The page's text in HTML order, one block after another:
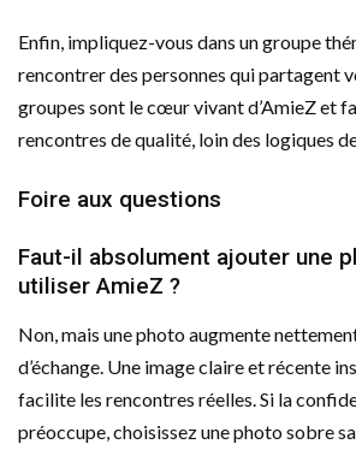
Enfin, impliquez-vous dans un groupe
rencontrer des personnes qui partagent
groupes sont le cœur vivant d’AmieZ et
rencontres de qualité, loin des logiques
Foire aux questions
Faut-il absolument ajouter une
utiliser AmieZ ?
Non, mais une photo augmente
d’échange. Une image claire et récente
facilite les rencontres réelles. Si la
préoccupe, choisissez une photo sobre